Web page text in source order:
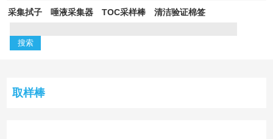
采集拭子 唾液采集器 TOC采样棒 清洁验证棉签
取样棒